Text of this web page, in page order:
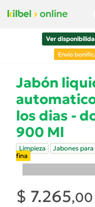
Ver
Envío
Jabón
los dias -
900 Ml
Limpieza Jabones
fina
$ 7.265,00